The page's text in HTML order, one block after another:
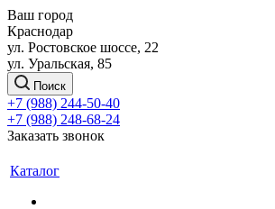
Ваш город
Краснодар
ул. Ростовское шоссе, 22
ул. Уральская, 85
Поиск
+7 (988) 244-50-40
+7 (988) 248-68-24
Заказать звонок
Каталог